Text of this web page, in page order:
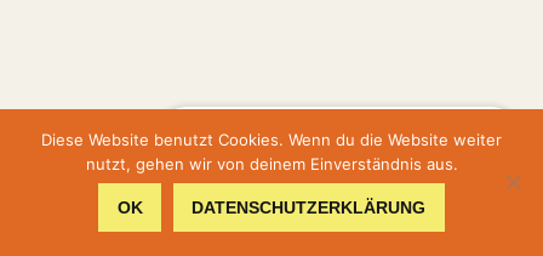
Hier geht's zur Terminbuchung
Hier gehts zum Shop
Diese Website benutzt Cookies. Wenn du die Website weiter
nutzt, gehen wir von deinem Einverständnis aus.
OK DATENSCHUTZERKLÄRUNG